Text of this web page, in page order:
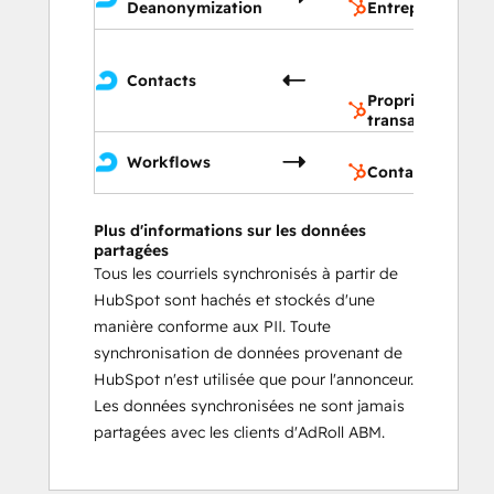
Deanonymization
Entreprises
Contacts
Propriétés de
transaction
Workflows
Contacts
Plus d'informations sur les données
partagées
Tous les courriels synchronisés à partir de
HubSpot sont hachés et stockés d'une
manière conforme aux PII. Toute
synchronisation de données provenant de
HubSpot n'est utilisée que pour l'annonceur.
Les données synchronisées ne sont jamais
partagées avec les clients d'AdRoll ABM.